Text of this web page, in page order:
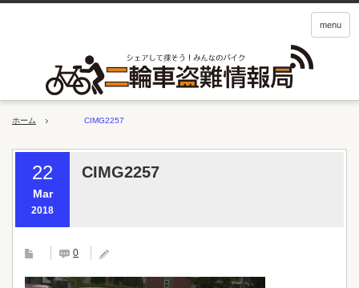
menu
ホーム CIMG2257
22
Mar
2018
CIMG2257
0